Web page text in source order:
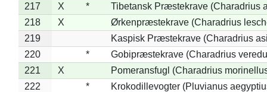
217
X *
Tibetansk Præstekrave (Charadrius
218
X
Ørkenpræstekrave (Charadrius
219
Kaspisk Præstekrave (Charadrius
220
*
Gobipræstekrave (Charadrius
221
X
Pomeransfugl (Charadrius
222
*
Krokodillevogter (Pluvianus